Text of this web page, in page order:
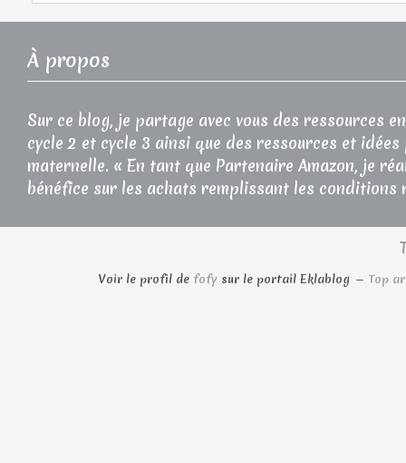
À propos
Sur ce blog, je partage avec vous des ressources
cycle 2 et cycle 3 ainsi que des ressources et
maternelle. « En tant que Partenaire Amazon, je
bénéfice sur les achats remplissant les conditions
Voir le profil de fofysur le portail Eklablog Top